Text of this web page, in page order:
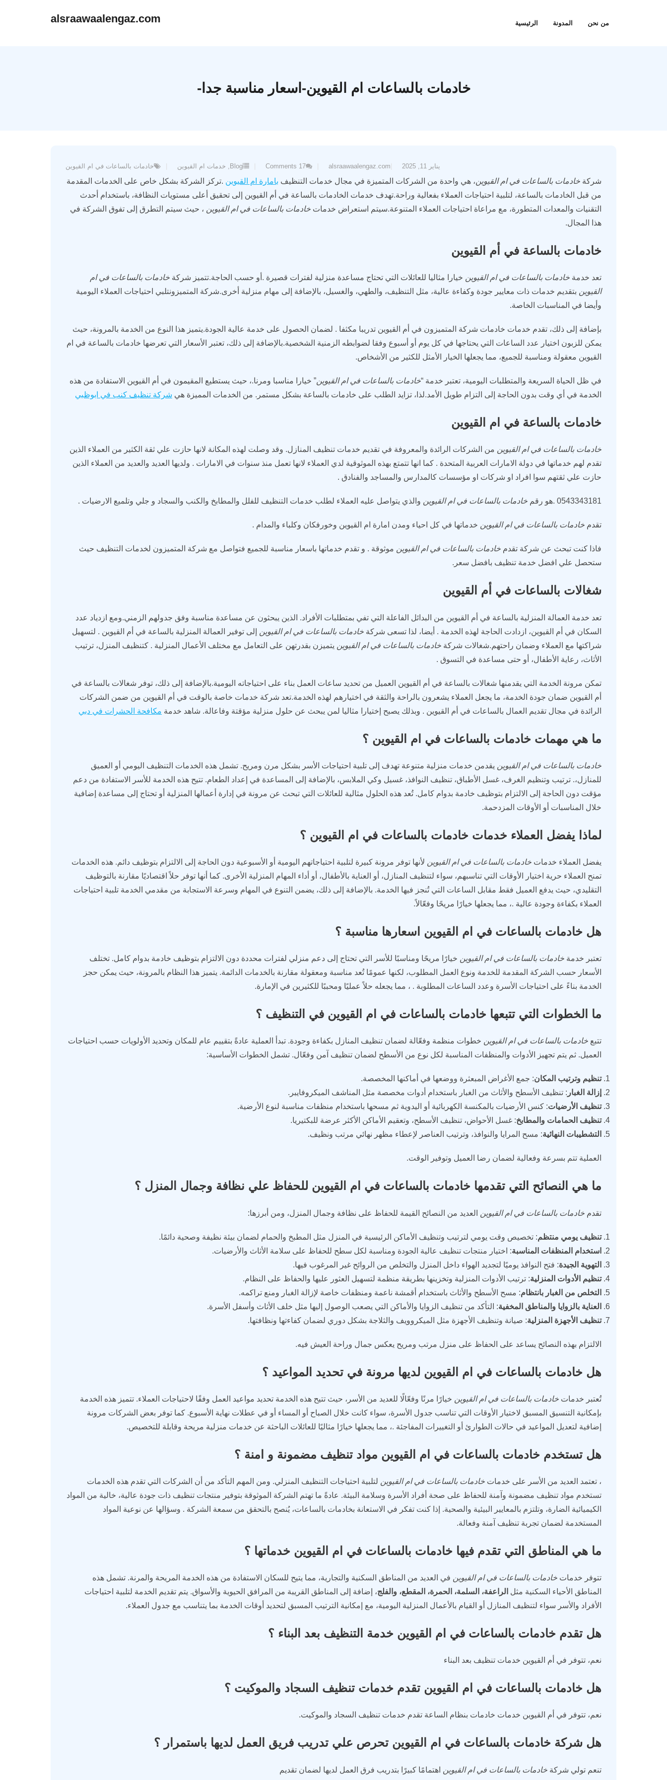
alsraawaalengaz.com الرئيسية المدونة من نحن
خادمات بالساعات ام القيوين-اسعار مناسبة جدا-
يناير 11, 2025 alsraawaalengaz.com
17
Comments
Blog
, خدمات ام القيوين خادمات بالساعات في ام القيوين
شركة خادمات بالساعات في ام القيوين، هي واحدة من الشركات المتميزة في مجال خدمات التنظيف بامارة ام القيوين .تركز الشركة بشكل خاص على الخدمات المقدمة
من قبل الخادمات بالساعة، لتلبية احتياجات العملاء بفعالية وراحة.تهدف خدمات الخادمات بالساعة في أم القيوين إلى تحقيق أعلى مستويات النظافة، باستخدام أحدث
التقنيات والمعدات المتطورة، مع مراعاة احتياجات العملاء المتنوعة.سيتم استعراض خدمات خادمات بالساعات في ام القيوين ، حيث سيتم التطرق إلى تفوق الشركة في
هذا المجال.
خادمات بالساعة في أم القيوين
تعد خدمة خادمات بالساعات في ام القيوين خيارا مثاليا للعائلات التي تحتاج مساعدة منزلية لفترات قصيرة .أو حسب الحاجة.تتميز شركة خادمات بالساعات في ام
القيوين بتقديم خدمات ذات معايير جودة وكفاءة عالية، مثل التنظيف، والطهي، والغسيل، بالإضافة إلى مهام منزلية أخرى.شركة المتميزونتلبي احتياجات العملاء اليومية
وأيضا في المناسبات الخاصة.
بإضافة إلى ذلك، تقدم خدمات خادمات شركة المتميزون في أم القيوين تدريبا مكثفا . لضمان الحصول على خدمة عالية الجودة.يتميز هذا النوع من الخدمة بالمرونة، حيث
يمكن للزبون اختيار عدد الساعات التي يحتاجها في كل يوم أو أسبوع وفقا لضوابطه الزمنية الشخصية.بالإضافة إلى ذلك، تعتبر الأسعار التي تعرضها خادمات بالساعة في ام
القيوين معقولة ومناسبة للجميع، مما يجعلها الخيار الأمثل للكثير من الأشخاص.
في ظل الحياة السريعة والمتطلبات اليومية، تعتبر خدمة “خادمات بالساعات في ام القيوين” خيارا مناسبا ومرنا.، حيث يستطيع المقيمون في أم القيوين الاستفادة من هذه
الخدمة في أي وقت بدون الحاجة إلى التزام طويل الأمد.لذا، تزايد الطلب على خادمات بالساعة بشكل مستمر. من الخدمات المميزة هي شركة تنظيف كنب في ابوظبي
خادمات بالساعة في ام القيوين
خادمات بالساعات في ام القيوين من الشركات الرائدة والمعروفة في تقديم خدمات تنظيف المنازل. وقد وصلت لهذه المكانة لانها حازت علي ثقة الكثير من العملاء الذين
تقدم لهم خدماتها في دولة الامارات العربية المتحدة . كما انها تتمتع بهذه الموثوقية لدي العملاء لانها تعمل منذ سنوات في الامارات . ولديها العديد والعديد من العملاء الذين
حازت علي ثقتهم سوا افراد او شركات او مؤسسات كالمدارس والمساجد والفنادق .
0543343181 .هو رقم خادمات بالساعات في ام القيوين والذي يتواصل عليه العملاء لطلب خدمات التنظيف للفلل والمطابخ والكنب والسجاد و جلي وتلميع الارضيات .
تقدم خادمات بالساعات في ام القيوين خدماتها في كل احياء ومدن امارة ام القيوين وخورفكان وكلباء والمدام .
فاذا كنت تبحث عن شركة تقدم خادمات بالساعات في ام القيوين موثوقة . و تقدم خدماتها باسعار مناسبة للجميع فتواصل مع شركة المتميزون لخدمات التنظيف حيث
ستحصل علي افضل خدمة تنظيف بافضل سعر.
شغالات بالساعات في أم القيوين
تعد خدمة العمالة المنزلية بالساعة في أم القيوين من البدائل الفاعلة التي تفي بمتطلبات الأفراد. الذين يبحثون عن مساعدة مناسبة وفق جدولهم الزمني.ومع ازدياد عدد
السكان في أم القيوين، ازدادت الحاجة لهذه الخدمة . أيضا، لذا تسعى شركة خادمات بالساعات في ام القيوين إلى توفير العمالة المنزلية بالساعة في أم القيوين . لتسهيل
شراكتها مع العملاء وضمان راحتهم.شغالات شركة خادمات بالساعات في ام القيوين يتميزن بقدرتهن على التعامل مع مختلف الأعمال المنزلية . كتنظيف المنزل، ترتيب
الأثاث، رعاية الأطفال، أو حتى مساعدة في التسوق .
تمكن مرونة الخدمة التي يقدمنها شغالات بالساعة في أم القيوين العميل من تحديد ساعات العمل بناء على احتياجاته اليومية.بالإضافة إلى ذلك، توفر شغالات بالساعة في
أم القيوين ضمان جودة الخدمة، ما يجعل العملاء يشعرون بالراحة والثقة في اختيارهم لهذه الخدمة.تعد شركة خدمات خاصة بالوقت في أم القيوين من ضمن الشركات
الرائدة في مجال تقديم العمال بالساعات في أم القيوين . وبذلك يصبح إختيارا مثاليا لمن يبحث عن حلول منزلية مؤقتة وفاعالة. شاهد خدمة مكافحة الحشرات في دبي
ما هي مهمات خادمات بالساعات في ام القيوين ؟
خادمات بالساعات في ام القيوين يقدمن خدمات منزلية متنوعة تهدف إلى تلبية احتياجات الأسر بشكل مرن ومريح. تشمل هذه الخدمات التنظيف اليومي أو العميق
للمنازل،. ترتيب وتنظيم الغرف، غسل الأطباق، تنظيف النوافذ، غسيل وكي الملابس، بالإضافة إلى المساعدة في إعداد الطعام. تتيح هذه الخدمة للأسر الاستفادة من دعم
مؤقت دون الحاجة إلى الالتزام بتوظيف خادمة بدوام كامل. تُعد هذه الحلول مثالية للعائلات التي تبحث عن مرونة في إدارة أعمالها المنزلية أو تحتاج إلى مساعدة إضافية
خلال المناسبات أو الأوقات المزدحمة.
لماذا يفضل العملاء خدمات خادمات بالساعات في ام القيوين ؟
يفضل العملاء خدمات خادمات بالساعات في ام القيوين لأنها توفر مرونة كبيرة لتلبية احتياجاتهم اليومية أو الأسبوعية دون الحاجة إلى الالتزام بتوظيف دائم. هذه الخدمات
تمنح العملاء حرية اختيار الأوقات التي تناسبهم، سواء لتنظيف المنازل، أو العناية بالأطفال، أو أداء المهام المنزلية الأخرى. كما أنها توفر حلاً اقتصاديًا مقارنة بالتوظيف
التقليدي، حيث يدفع العميل فقط مقابل الساعات التي تُنجز فيها الخدمة. بالإضافة إلى ذلك، يضمن التنوع في المهام وسرعة الاستجابة من مقدمي الخدمة تلبية احتياجات
العملاء بكفاءة وجودة عالية .، مما يجعلها خيارًا مريحًا وفعّالاً.
هل خادمات بالساعات في ام القيوين اسعارها مناسبة ؟
تعتبر خدمة خادمات بالساعات في ام القيوين خيارًا مريحًا ومناسبًا للأسر التي تحتاج إلى دعم منزلي لفترات محددة دون الالتزام بتوظيف خادمة بدوام كامل. تختلف
الأسعار حسب الشركة المقدمة للخدمة ونوع العمل المطلوب، لكنها عمومًا تُعد مناسبة ومعقولة مقارنة بالخدمات الدائمة. يتميز هذا النظام بالمرونة، حيث يمكن حجز
الخدمة بناءً على احتياجات الأسرة وعدد الساعات المطلوبة . ، مما يجعله حلاً عمليًا ومحببًا للكثيرين في الإمارة.
ما الخطوات التي تتبعها خادمات بالساعات في ام القيوين في التنظيف ؟
تتبع خادمات بالساعات في ام القيوين خطوات منظمة وفعّالة لضمان تنظيف المنازل بكفاءة وجودة. تبدأ العملية عادةً بتقييم عام للمكان وتحديد الأولويات حسب احتياجات
العميل. ثم يتم تجهيز الأدوات والمنظفات المناسبة لكل نوع من الأسطح لضمان تنظيف آمن وفعّال. تشمل الخطوات الأساسية:
تنظيم وترتيب المكان: جمع الأغراض المبعثرة ووضعها في أماكنها المخصصة.
إزالة الغبار : تنظيف الأسطح والأثاث من الغبار باستخدام أدوات مخصصة مثل المناشف الميكروفايبر.
تنظيف الأرضيات: كنس الأرضيات بالمكنسة الكهربائية أو اليدوية ثم مسحها باستخدام منظفات مناسبة لنوع الأرضية.
تنظيف الحمامات والمطابخ: غسل الأحواض، تنظيف الأسطح، وتعقيم الأماكن الأكثر عرضة للبكتيريا.
التشطيبات النهائية: مسح المرايا والنوافذ، وترتيب العناصر لإعطاء مظهر نهائي مرتب ونظيف.
العملية تتم بسرعة وفعالية لضمان رضا العميل وتوفير الوقت.
ما هي النصائح التي تقدمها خادمات بالساعات في ام القيوين للحفاظ علي نظافة وجمال المنزل ؟
تقدم خادمات بالساعات في ام القيوين العديد من النصائح القيمة للحفاظ على نظافة وجمال المنزل، ومن أبرزها:
تنظيف يومي منتظم: تخصيص وقت يومي لترتيب وتنظيف الأماكن الرئيسية في المنزل مثل المطبخ والحمام لضمان بيئة نظيفة وصحية دائمًا.
استخدام المنظفات المناسبة: اختيار منتجات تنظيف عالية الجودة ومناسبة لكل سطح للحفاظ على سلامة الأثاث والأرضيات.
التهوية الجيدة: فتح النوافذ يوميًا لتجديد الهواء داخل المنزل والتخلص من الروائح غير المرغوب فيها.
تنظيم الأدوات المنزلية: ترتيب الأدوات المنزلية وتخزينها بطريقة منظمة لتسهيل العثور عليها والحفاظ على النظام.
التخلص من الغبار بانتظام: مسح الأسطح والأثاث باستخدام أقمشة ناعمة ومنظفات خاصة لإزالة الغبار ومنع تراكمه.
العناية بالزوايا والمناطق المخفية: التأكد من تنظيف الزوايا والأماكن التي يصعب الوصول إليها مثل خلف الأثاث وأسفل الأسرة.
تنظيف الأجهزة المنزلية: صيانة وتنظيف الأجهزة مثل الميكروويف والثلاجة بشكل دوري لضمان كفاءتها ونظافتها.
الالتزام بهذه النصائح يساعد على الحفاظ على منزل مرتب ومريح يعكس جمال وراحة العيش فيه.
هل خادمات بالساعات في ام القيوين لديها مرونة في تحديد المواعيد ؟
تُعتبر خدمات خادمات بالساعات في ام القيوين خيارًا مرنًا وفعّالًا للعديد من الأسر، حيث تتيح هذه الخدمة تحديد مواعيد العمل وفقًا لاحتياجات العملاء. تتميز هذه الخدمة
بإمكانية التنسيق المسبق لاختيار الأوقات التي تناسب جدول الأسرة، سواء كانت خلال الصباح أو المساء أو في عطلات نهاية الأسبوع. كما توفر بعض الشركات مرونة
إضافية لتعديل المواعيد في حالات الطوارئ أو التغييرات المفاجئة .، مما يجعلها خيارًا مثاليًا للعائلات الباحثة عن خدمات منزلية مريحة وقابلة للتخصيص.
هل تستخدم خادمات بالساعات في ام القيوين مواد تنظيف مضمونة و امنة ؟
، تعتمد العديد من الأسر على خدمات خادمات بالساعات في ام القيوين لتلبية احتياجات التنظيف المنزلي. ومن المهم التأكد من أن الشركات التي تقدم هذه الخدمات
تستخدم مواد تنظيف مضمونة وآمنة للحفاظ على صحة أفراد الأسرة وسلامة البيئة. عادةً ما تهتم الشركة الموثوقة بتوفير منتجات تنظيف ذات جودة عالية، خالية من المواد
الكيميائية الضارة، وتلتزم بالمعايير البيئية والصحية. إذا كنت تفكر في الاستعانة بخادمات بالساعات، يُنصح بالتحقق من سمعة الشركة . وسؤالها عن نوعية المواد
المستخدمة لضمان تجربة تنظيف آمنة وفعالة.
ما هي المناطق التي تقدم فيها خادمات بالساعات في ام القيوين خدماتها ؟
تتوفر خدمات خادمات بالساعات في ام القيوين في العديد من المناطق السكنية والتجارية، مما يتيح للسكان الاستفادة من هذه الخدمة المريحة والمرنة. تشمل هذه
المناطق الأحياء السكنية مثل الراعفة، السلمة، الحمرة، المقطع، والفلج، إضافة إلى المناطق القريبة من المرافق الحيوية والأسواق. يتم تقديم الخدمة لتلبية احتياجات
الأفراد والأسر سواء لتنظيف المنازل أو القيام بالأعمال المنزلية اليومية، مع إمكانية الترتيب المسبق لتحديد أوقات الخدمة بما يتناسب مع جدول العملاء.
هل تقدم خادمات بالساعات في ام القيوين خدمة التنظيف بعد البناء ؟
نعم، تتوفر في أم القيوين خدمات تنظيف بعد البناء
هل خادمات بالساعات في ام القيوين تقدم خدمات تنظيف السجاد والموكيت ؟
نعم، تتوفر في أم القيوين خدمات خادمات بنظام الساعة تقدم خدمات تنظيف السجاد والموكيت.
هل شركة خادمات بالساعات في ام القيوين تحرص علي تدريب فريق العمل لديها باستمرار ؟
تنعم تولي شركة خادمات بالساعات في ام القيوين اهتمامًا كبيرًا بتدريب فرق العمل لديها لضمان تقديم